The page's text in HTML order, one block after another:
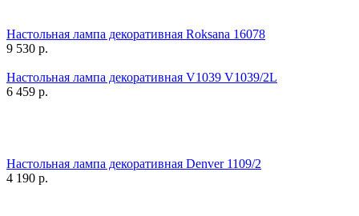
Настольная лампа декоративная Roksana 16078
9 530 р.
Настольная лампа декоративная V1039 V1039/2L
6 459 р.
Настольная лампа декоративная Denver 1109/2
4 190 р.